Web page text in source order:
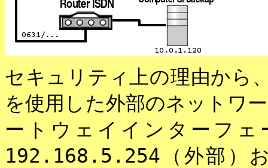
セキュリティ上の理由から
を使用した外部のネットワ
ートウェイインターフ
192.168.5.254 （外部）